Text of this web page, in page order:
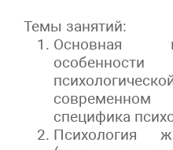
Темы занятий:
Основная
специфика
Психология